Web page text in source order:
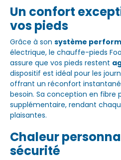
Un confort
vos pieds
Grâce à son système
électrique, le chauffe-pieds
assure que vos pieds restent
dispositif est idéal pour les
offrant un réconfort
besoin. Sa conception en fibre
supplémentaire, rendant
plaisantes.
Chaleur
sécurité